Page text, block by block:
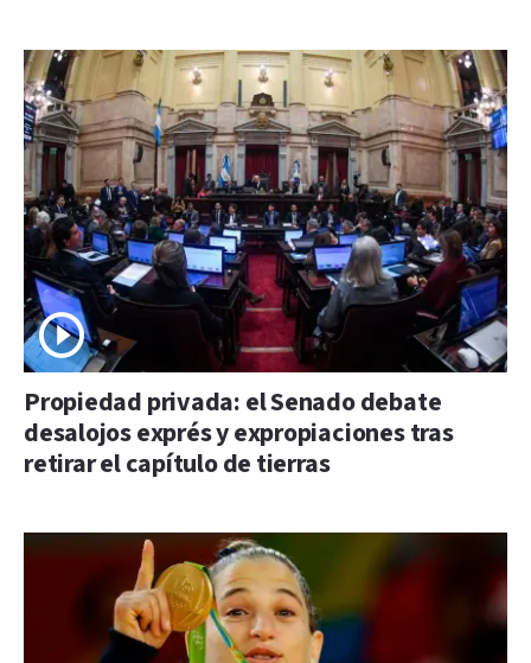
Propiedad privada: el Senado debate
desalojos exprés y expropiaciones tras
retirar el capítulo de tierras